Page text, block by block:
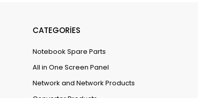
CATEGORİES
Notebook Spare Parts
All in One Screen Panel
Network and Network Products